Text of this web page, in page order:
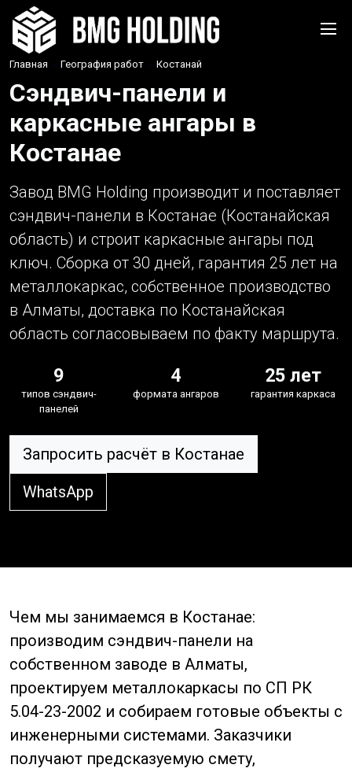
Главная › География работ › Костанай
Сэндвич-панели и
каркасные ангары в
Костанае
Завод BMG Holding производит и поставляет
сэндвич-панели в Костанае (Костанайская
область) и строит каркасные ангары под
ключ. Сборка от 30 дней, гарантия 25 лет на
металлокаркас, собственное производство
в Алматы, доставка по Костанайская
область согласовываем по факту маршрута.
9
типов сэндвич-
панелей
4
формата ангаров
25 лет
гарантия каркаса
Запросить расчёт в Костанае
WhatsApp
Чем мы занимаемся в Костанае:
производим сэндвич-панели на
собственном заводе в Алматы,
проектируем металлокаркасы по СП РК
5.04-23-2002 и собираем готовые объекты с
инженерными системами. Заказчики
получают предсказуемую смету,